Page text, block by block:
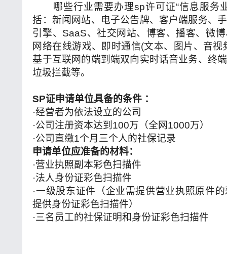
哪些行业需要办理sp许可证“信息服务
括：新闻网站、电子公告牌、客户端服务、
引擎、SaaS、社交网站、博客、播客、微
网络在线游戏、即时通信(文本、图片、音
基于互联网的端到端双向实时话音业务、终
垃圾拦截等。
SP证申请单位具备的条件 ：
·经营者为依法设立的公司
·公司注册资本达到100万（全网1000万）
·公司直缴1个月三个人的社保记录
申请单位应准备的材料：
·营业执照副本彩色扫描件
·法人身份证彩色扫描件
·一级股东证件（企业需提供营业执照原件
提供身份证彩色扫描件）
·三名员工的社保证明和身份证彩色扫描件